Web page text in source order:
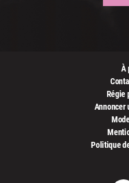
À
Régie
Annoncer
Politique